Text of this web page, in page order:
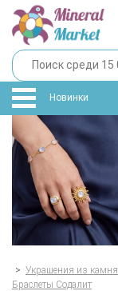
Новинки
> Украшения из камня
Браслеты Содалит